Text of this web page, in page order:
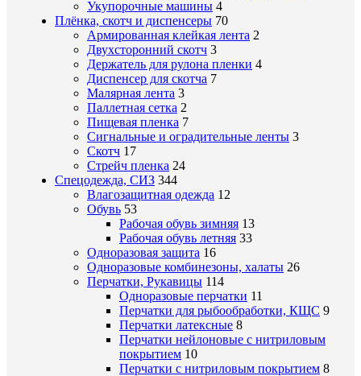
Укупорочные машины 4
Плёнка, скотч и диспенсеры 70
Армированная клейкая лента 2
Двухсторонний скотч 3
Держатель для рулона пленки 4
Диспенсер для скотча 7
Малярная лента 3
Паллетная сетка 2
Пищевая пленка 7
Сигнальные и оградительные ленты 3
Скотч 17
Стрейч пленка 24
Спецодежда, СИЗ 344
Влагозащитная одежда 12
Обувь 53
Рабочая обувь зимняя 13
Рабочая обувь летняя 33
Одноразовая защита 16
Одноразовые комбинезоны, халаты 26
Перчатки, Рукавицы 114
Одноразовые перчатки 11
Перчатки для рыбообработки, КЩС 9
Перчатки латексные 8
Перчатки нейлоновые с нитриловым
покрытием 10
Перчатки с нитриловым покрытием 8